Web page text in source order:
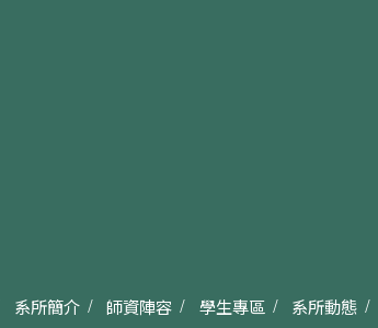
系所簡介 師資陣容 學生專區 系所動態